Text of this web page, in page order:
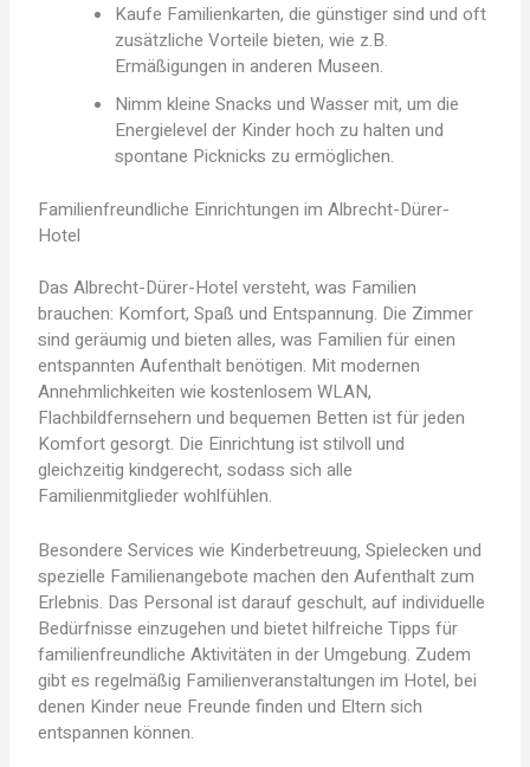
Kaufe Familienkarten, die günstiger sind und oft
zusätzliche Vorteile bieten, wie z.B.
Ermäßigungen in anderen Museen.
Nimm kleine Snacks und Wasser mit, um die
Energielevel der Kinder hoch zu halten und
spontane Picknicks zu ermöglichen.
Familienfreundliche Einrichtungen im Albrecht-Dürer-
Hotel
Das Albrecht-Dürer-Hotel versteht, was Familien
brauchen: Komfort, Spaß und Entspannung. Die Zimmer
sind geräumig und bieten alles, was Familien für einen
entspannten Aufenthalt benötigen. Mit modernen
Annehmlichkeiten wie kostenlosem WLAN,
Flachbildfernsehern und bequemen Betten ist für jeden
Komfort gesorgt. Die Einrichtung ist stilvoll und
gleichzeitig kindgerecht, sodass sich alle
Familienmitglieder wohlfühlen.
Besondere Services wie Kinderbetreuung, Spielecken und
spezielle Familienangebote machen den Aufenthalt zum
Erlebnis. Das Personal ist darauf geschult, auf individuelle
Bedürfnisse einzugehen und bietet hilfreiche Tipps für
familienfreundliche Aktivitäten in der Umgebung. Zudem
gibt es regelmäßig Familienveranstaltungen im Hotel, bei
denen Kinder neue Freunde finden und Eltern sich
entspannen können.